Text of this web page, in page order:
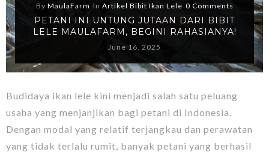
By MaulaFarm In Artikel Bibit Ikan Lele 0 Comments
PETANI INI UNTUNG JUTAAN DARI BIBIT
LELE MAULAFARM, BEGINI RAHASIANYA!
June 16, 2025
Budidaya ikan lele kini menjadi salah satu peluang
usaha yang menjanjikan bagi petani di Indonesia.
Dengan modal yang relatif terjangkau dan perawatan
yang tidak terlalu rumit, banyak petani yang berhasil